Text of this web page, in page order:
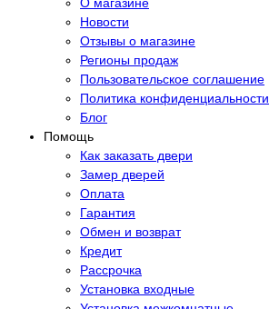
Новости
Отзывы о магазине
Регионы продаж
Пользовательское соглашение
Политика конфиденциальности
Блог
Помощь
Как заказать двери
Замер дверей
Оплата
Гарантия
Обмен и возврат
Кредит
Рассрочка
Установка входные